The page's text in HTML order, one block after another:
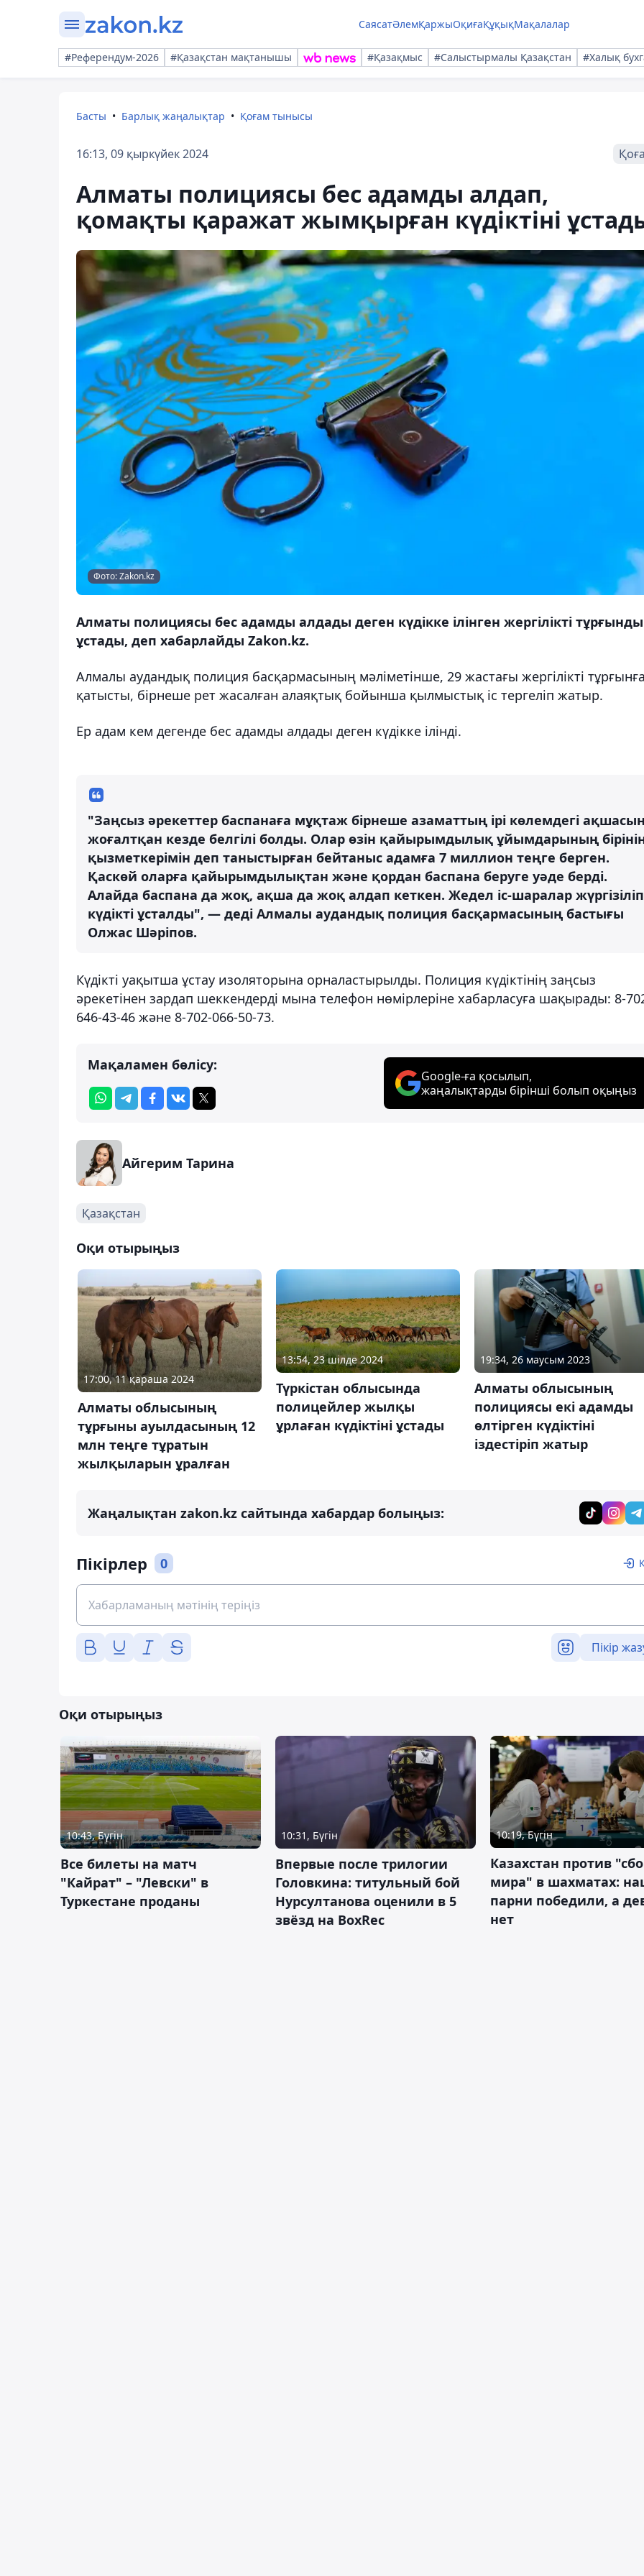
СаясатӘлемҚаржыОқиғаҚұқықМақалалар
#Референдум-2026 #Қазақстан мақтанышы #Қазақмыс #Салыстырмалы Қазақстан #Халық
Басты Барлық жаңалықтар Қоғам тынысы
16:13, 09 қыркүйек 2024
Алматы полициясы бес адамды алдап,
қомақты қаражат жымқырған күдіктіні
Фото: Zakon.kz
Алматы полициясы бес адамды алдады деген күдікке ілінген жергілікті тұрғынды
ұстады, деп хабарлайды Zakon.kz.
Алмалы аудандық полиция басқармасының мәліметінше, 29 жастағы жергілікті
қатысты, бірнеше рет жасалған алаяқтық бойынша қылмыстық іс тергеліп жатыр.
Ер адам кем дегенде бес адамды алдады деген күдікке ілінді.
"Заңсыз әрекеттер баспанаға мұқтаж бірнеше азаматтың ірі көлемдегі
жоғалтқан кезде белгілі болды. Олар өзін қайырымдылық ұйымдарының
қызметкерімін деп таныстырған бейтаныс адамға 7 миллион теңге берген.
Қаскөй оларға қайырымдылықтан және қордан баспана беруге уәде берді.
Алайда баспана да жоқ, ақша да жоқ алдап кеткен. Жедел іс-шаралар
күдікті ұсталды", — деді Алмалы аудандық полиция басқармасының бастығы
Олжас Шәріпов.
Күдікті уақытша ұстау изоляторына орналастырылды. Полиция күдіктінің заңсыз
әрекетінен зардап шеккендерді мына телефон нөмірлеріне хабарласуға шақырады: 8-
646-43-46 және 8-702-066-50-73.
Мақаламен бөлісу:
Google-ға қосылып,
жаңалықтарды бірінші болып оқыңыз
Айгерим Тарина
Қазақстан
Оқи отырыңыз
17:00, 11 қараша 2024
Алматы облысының
тұрғыны ауылдасының 12
млн теңге тұратын
жылқыларын ұралған
13:54, 23 шілде 2024
Түркістан облысында
полицейлер жылқы
ұрлаған күдіктіні ұстады
19:34, 26 маусым 2023
Алматы облысының
полициясы екі адамды
өлтірген күдіктіні
іздестіріп жатыр
Жаңалықтан zakon.kz сайтында хабардар болыңыз:
Пікірлер 0
Пікір
Оқи отырыңыз
10:43, Бүгін
Все билеты на матч
"Кайрат" – "Левски" в
Туркестане проданы
10:31, Бүгін
Впервые после трилогии
Головкина: титульный бой
Нурсултанова оценили в 5
звёзд на BoxRec
10:19, Бүгін
Казахстан против
мира" в шахматах:
парни победили, а
нет